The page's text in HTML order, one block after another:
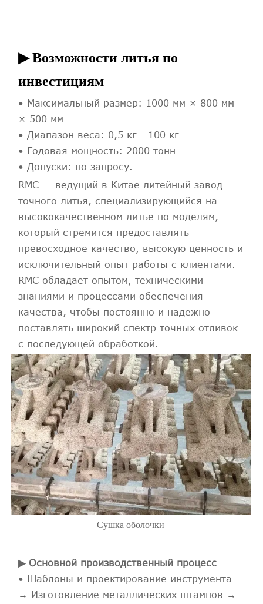
▶ Возможности литья по
инвестициям
• Максимальный размер: 1000 мм × 800 мм
× 500 мм
• Диапазон веса: 0,5 кг - 100 кг
• Годовая мощность: 2000 тонн
• Допуски: по запросу.
RMC — ведущий в Китае литейный завод
точного литья, специализирующийся на
высококачественном литье по моделям,
который стремится предоставлять
превосходное качество, высокую ценность и
исключительный опыт работы с клиентами.
RMC обладает опытом, техническими
знаниями и процессами обеспечения
качества, чтобы постоянно и надежно
поставлять широкий спектр точных отливок
с последующей обработкой.
Сушка оболочки
▶ Основной производственный процесс
• Шаблоны и проектирование инструмента
→ Изготовление металлических штампов →